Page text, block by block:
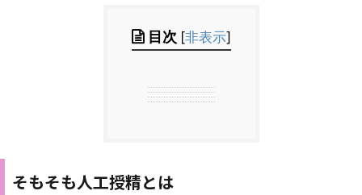
目次 [非表示]
そもそも人工授精とは